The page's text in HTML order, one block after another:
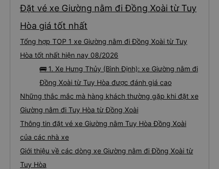
Đặt vé xe Giường nằm đi Đồng Xoài từ Tuy
Hòa giá tốt nhất
Tổng hợp TOP 1 xe Giường nằm đi Đồng Xoài từ Tuy
Hòa tốt nhất hiện nay 08/2026
🚌 1. Xe Hưng Thủy (Bình Định): xe Giường nằm đi
Đồng Xoài từ Tuy Hòa được đánh giá cao
Những thắc mắc mà hàng khách thường gặp khi đặt xe
Giường nằm đi Tuy Hòa từ Đồng Xoài
Thông tin đặt vé xe Giường nằm Tuy Hòa Đồng Xoài
của các nhà xe
Giới thiệu về các dòng xe Giường nằm đi Đồng Xoài từ
Tuy Hòa